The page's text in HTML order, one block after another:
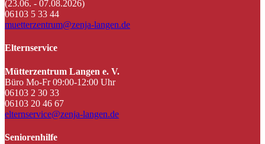
(23.06. - 07.08.2026)
06103 5 33 44
muetterzentrum@zenja-langen.de
Elternservice
Mütterzentrum Langen e. V.
Büro Mo-Fr 09:00-12:00 Uhr
06103 2 30 33
06103 20 46 67
elternservice@zenja-langen.de
Seniorenhilfe